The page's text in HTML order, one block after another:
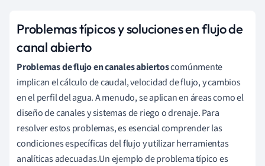
Problemas típicos y soluciones en flujo de
canal abierto
Problemas de flujo en canales abiertoscomúnmente
implican el cálculo de caudal, velocidad de flujo, y cambios
en el perfil del agua. A menudo, se aplican en áreas como el
diseño de canales y sistemas de riego o drenaje. Para
resolver estos problemas, es esencial comprender las
condiciones específicas del flujo y utilizar herramientas
analíticas adecuadas.Un ejemplo de problema típico es